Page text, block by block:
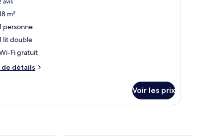
:
avis)
m²
personne
lit double
Fi gratuit
de détails
Voir les prix